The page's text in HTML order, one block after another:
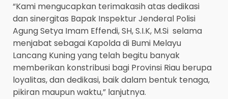
“Kami mengucapkan terimakasih atas dedikasi
dan sinergitas Bapak Inspektur Jenderal Polisi
Agung Setya Imam Effendi, SH, S.I.K, M.Si selama
menjabat sebagai Kapolda di Bumi Melayu
Lancang Kuning yang telah begitu banyak
memberikan konstribusi bagi Provinsi Riau berupa
loyalitas, dan dedikasi, baik dalam bentuk tenaga,
pikiran maupun waktu,” lanjutnya.